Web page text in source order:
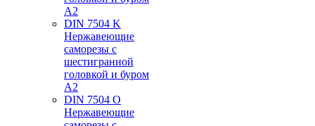
А2
DIN 7504 K
Нержавеющие
саморезы с
шестигранной
головкой и буром
А2
DIN 7504 O
Нержавеющие